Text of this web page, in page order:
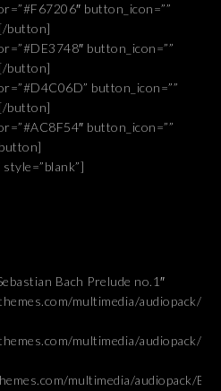
button_icon=””
button]
button_icon=””
button]
button_icon=””
button]
button_icon=””
Bach Prelude no.1″
multimedia/audiopack/
multimedia/audiopack/
multimedia/audiopack/